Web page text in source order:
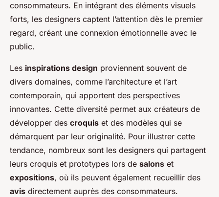
consommateurs. En intégrant des éléments visuels
forts, les designers captent l’attention dès le premier
regard, créant une connexion émotionnelle avec le
public.
Les inspirations design proviennent souvent de
divers domaines, comme l’architecture et l’art
contemporain, qui apportent des perspectives
innovantes. Cette diversité permet aux créateurs de
développer des croquis et des modèles qui se
démarquent par leur originalité. Pour illustrer cette
tendance, nombreux sont les designers qui partagent
leurs croquis et prototypes lors de salons et
expositions, où ils peuvent également recueillir des
avis directement auprès des consommateurs.